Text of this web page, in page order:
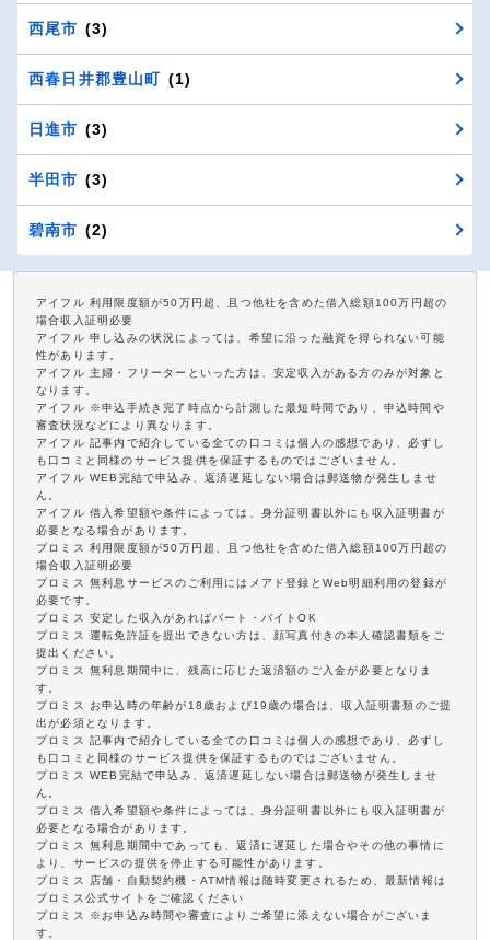
西尾市 (3)
西春日井郡豊山町 (1)
日進市 (3)
半田市 (3)
碧南市 (2)
アイフル 利用限度額が50万円超、且つ他社を含めた借入総額100万円超の
場合収入証明必要
アイフル 申し込みの状況によっては、希望に沿った融資を得られない可能
性があります。
アイフル 主婦・フリーターといった方は、安定収入がある方のみが対象と
なります。
アイフル ※申込手続き完了時点から計測した最短時間であり、申込時間や
審査状況などにより異なります。
アイフル 記事内で紹介している全ての口コミは個人の感想であり、必ずし
も口コミと同様のサービス提供を保証するものではございません。
アイフル WEB完結で申込み、返済遅延しない場合は郵送物が発生しませ
ん。
アイフル 借入希望額や条件によっては、身分証明書以外にも収入証明書が
必要となる場合があります。
プロミス 利用限度額が50万円超、且つ他社を含めた借入総額100万円超の
場合収入証明必要
プロミス 無利息サービスのご利用にはメアド登録とWeb明細利用の登録が
必要です。
プロミス 安定した収入があればパート・バイトOK
プロミス 運転免許証を提出できない方は、顔写真付きの本人確認書類をご
提出ください。
プロミス 無利息期間中に、残高に応じた返済額のご入金が必要となりま
す。
プロミス お申込時の年齢が18歳および19歳の場合は、収入証明書類のご提
出が必須となります。
プロミス 記事内で紹介している全ての口コミは個人の感想であり、必ずし
も口コミと同様のサービス提供を保証するものではございません。
プロミス WEB完結で申込み、返済遅延しない場合は郵送物が発生しませ
ん。
プロミス 借入希望額や条件によっては、身分証明書以外にも収入証明書が
必要となる場合があります。
プロミス 無利息期間中であっても、返済に遅延した場合やその他の事情に
より、サービスの提供を停止する可能性があります。
プロミス 店舗・自動契約機・ATM情報は随時変更されるため、最新情報は
プロミス公式サイトをご確認ください
プロミス ※お申込み時間や審査によりご希望に添えない場合がございま
す。